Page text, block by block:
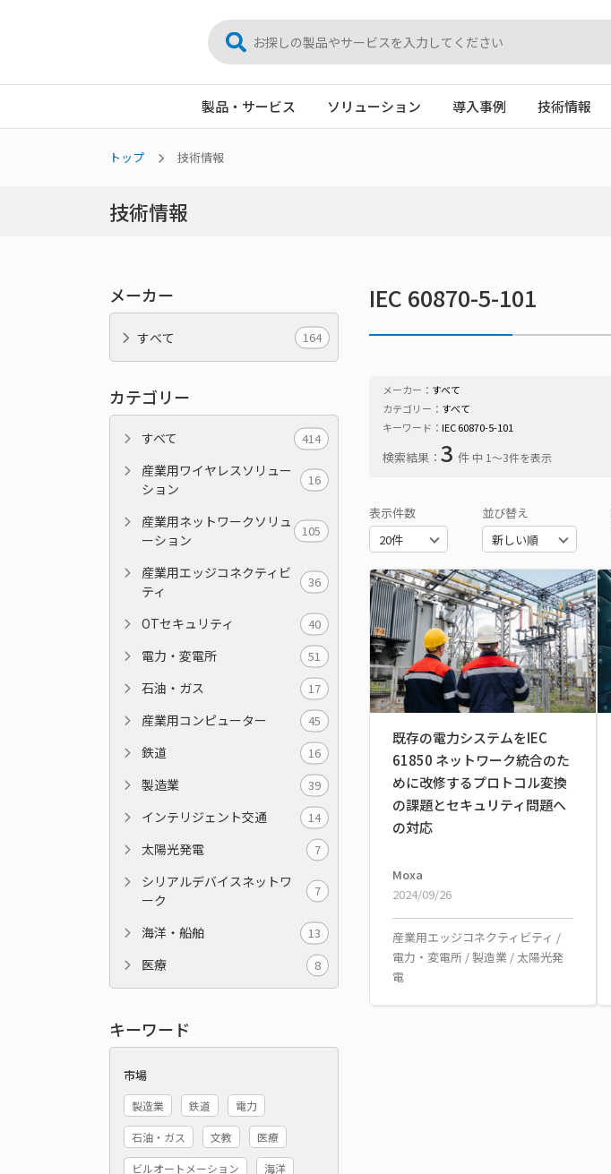
製品・サービス ソリューション 導入事例 技術情報
トップ 技術情報
技術情報
IEC 60870-5-101
メーカー： すべて
カテゴリー： すべて
キーワード： IEC 60870-5-101
検索結果： 3 件 中 1〜3件を表示
表示件数 並び替え
既存の電力システムをIEC
61850 ネットワーク統合のた
めに改修するプロトコル変換
の課題とセキュリティ問題へ
の対応
Moxa
2024/09/26
産業用エッジコネクティビティ /
電力・変電所 /製造業 /太陽光発
電
メーカー
すべて 164
カテゴリー
すべて 414
産業用ワイヤレスソリュー
ション
16
産業用ネットワークソリュ
ーション
105
産業用エッジコネクティビ
ティ
36
OTセキュリティ 40
電力・変電所 51
石油・ガス 17
産業用コンピューター 45
鉄道 16
製造業 39
インテリジェント交通 14
太陽光発電 7
シリアルデバイスネットワ
ーク
7
海洋・船舶 13
医療 8
キーワード
市場
製造業 鉄道 電力
石油・ガス 文教 医療
ビルオートメーション 海洋